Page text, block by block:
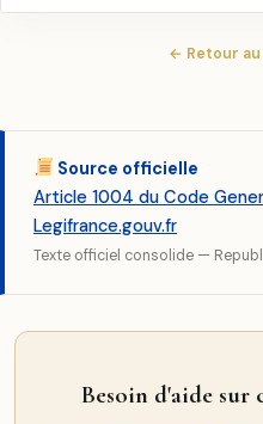
← Retour au
Source officielle
Article 1004 du Code
Legifrance.gouv.fr
Texte officiel consolide —
Besoin d'aide